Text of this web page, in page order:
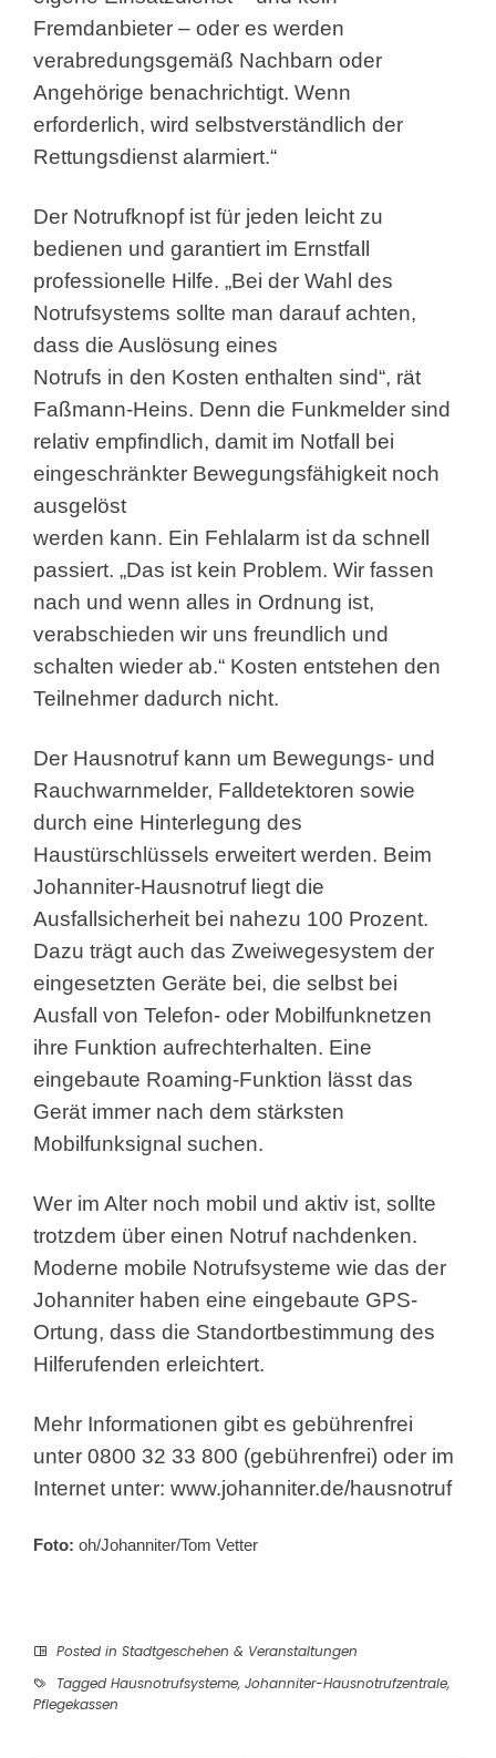
Fremdanbieter – oder es werden
verabredungsgemäß Nachbarn oder
Angehörige benachrichtigt. Wenn
erforderlich, wird selbstverständlich der
Rettungsdienst alarmiert.“
Der Notrufknopf ist für jeden leicht zu
bedienen und garantiert im Ernstfall
professionelle Hilfe. „Bei der Wahl des
Notrufsystems sollte man darauf achten,
dass die Auslösung eines
Notrufs in den Kosten enthalten sind“, rät
Faßmann-Heins. Denn die Funkmelder sind
relativ empfindlich, damit im Notfall bei
eingeschränkter Bewegungsfähigkeit noch
ausgelöst
werden kann. Ein Fehlalarm ist da schnell
passiert. „Das ist kein Problem. Wir fassen
nach und wenn alles in Ordnung ist,
verabschieden wir uns freundlich und
schalten wieder ab.“ Kosten entstehen den
Teilnehmer dadurch nicht.
Der Hausnotruf kann um Bewegungs- und
Rauchwarnmelder, Falldetektoren sowie
durch eine Hinterlegung des
Haustürschlüssels erweitert werden. Beim
Johanniter-Hausnotruf liegt die
Ausfallsicherheit bei nahezu 100 Prozent.
Dazu trägt auch das Zweiwegesystem der
eingesetzten Geräte bei, die selbst bei
Ausfall von Telefon- oder Mobilfunknetzen
ihre Funktion aufrechterhalten. Eine
eingebaute Roaming-Funktion lässt das
Gerät immer nach dem stärksten
Mobilfunksignal suchen.
Wer im Alter noch mobil und aktiv ist, sollte
trotzdem über einen Notruf nachdenken.
Moderne mobile Notrufsysteme wie das der
Johanniter haben eine eingebaute GPS-
Ortung, dass die Standortbestimmung des
Hilferufenden erleichtert.
Mehr Informationen gibt es gebührenfrei
unter 0800 32 33 800 (gebührenfrei) oder im
Internet unter: www.johanniter.de/hausnotruf
Foto: oh/Johanniter/Tom Vetter
Posted in Stadtgeschehen & Veranstaltungen
Tagged Hausnotrufsysteme, Johanniter-Hausnotrufzentrale,
Pflegekassen